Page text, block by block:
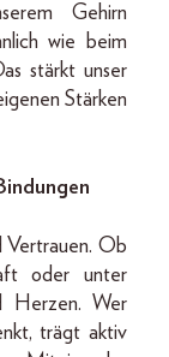
Gehirn
wie beim
stärkt unser
Stärken
Vertrauen. Ob
oder unter
Herzen. Wer
trägt aktiv